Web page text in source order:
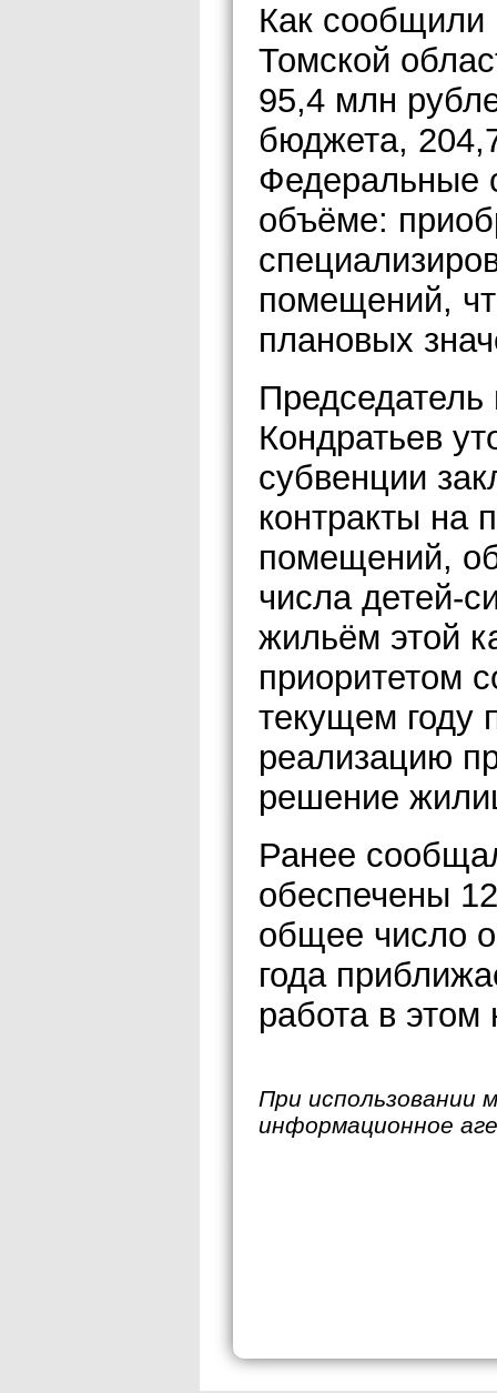
Как сообщили
Томской
95,4 млн
бюджета,
Федеральные
объёме:
помещений,
плановых
Председатель
Кондратьев
субвенции
контракты на
помещений,
числа детей-
жильём этой
приоритетом
текущем году
реализацию
решение
Ранее
обеспечены
общее число
года
работа в этом
При использовании
информационное